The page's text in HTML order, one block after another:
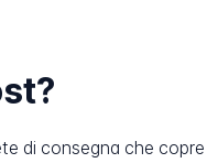
di consegna che